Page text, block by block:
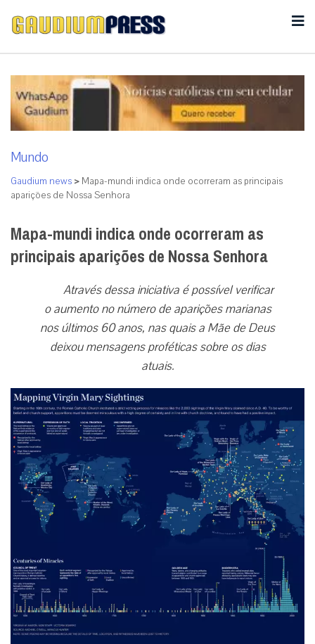
Mundo
Gaudium news > Mapa-mundi indica onde ocorreram as principais
aparições de Nossa Senhora
Mapa-mundi indica onde ocorreram as
principais aparições de Nossa Senhora
Através dessa iniciativa é possível verificar
o aumento no número de aparições marianas
nos últimos 60 anos, nas quais a Mãe de Deus
deixou mensagens proféticas sobre os dias
atuais.